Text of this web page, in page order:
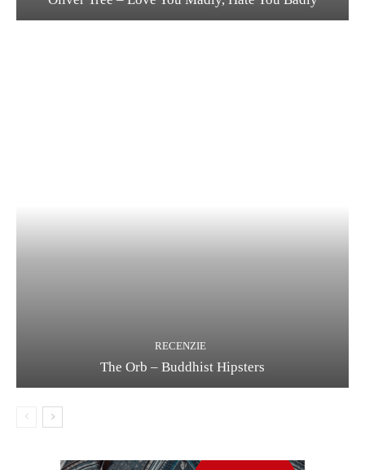
RECENZIE
The Orb – Buddhist Hipsters